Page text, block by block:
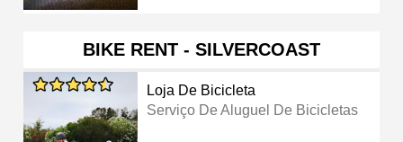
BIKE RENT - SILVERCOAST
Loja De Bicicleta
Serviço De Aluguel De Bicicletas